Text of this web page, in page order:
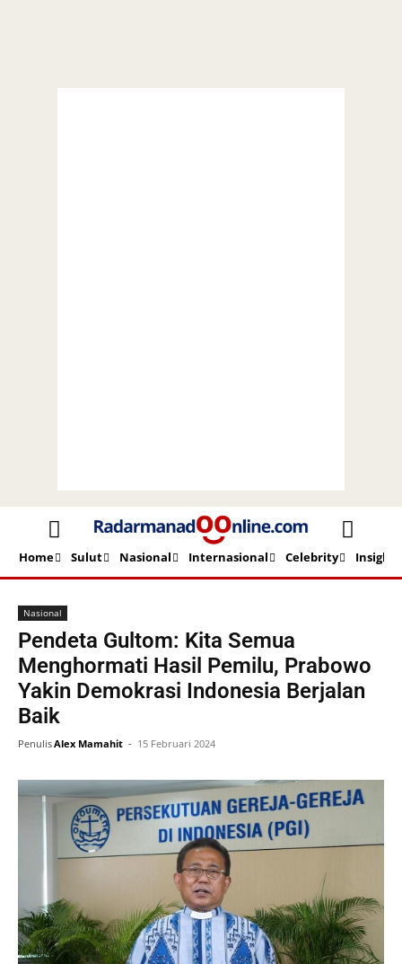
Home Sulut Nasional Internasional Celebrity Insight
Beranda Nasional
Nasional
Pendeta Gultom: Kita Semua
Menghormati Hasil Pemilu, Prabowo
Yakin Demokrasi Indonesia Berjalan
Baik
PenulisAlex Mamahit - 15 Februari 2024